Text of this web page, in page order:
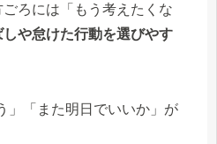
ろには「もう考えたくな
しや怠けた行動を選びやす
」「また明日でいいか」が